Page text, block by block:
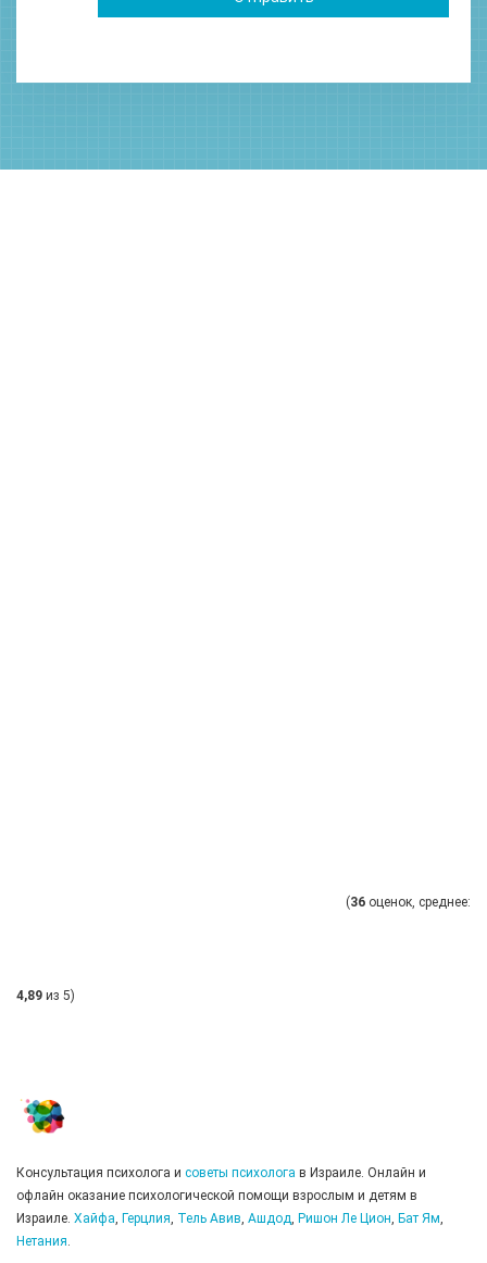
(36 оценок, среднее:
4,89 из 5)
Консультация психолога и советы психолога в Израиле. Онлайн и
офлайн оказание психологической помощи взрослым и детям в
Израиле. Хайфа, Герцлия, Тель Авив, Ашдод, Ришон Ле Цион, Бат Ям,
Нетания.